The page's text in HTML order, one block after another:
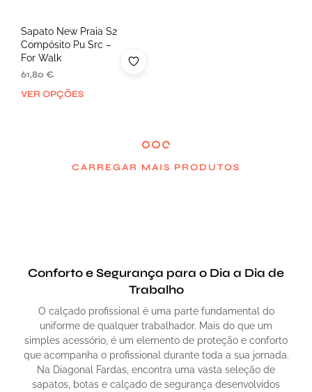
Sapato New Praia S2
Compósito Pu Src –
For Walk
61,80 €
VER OPÇÕES
CARREGAR MAIS PRODUTOS
Conforto e Segurança para o Dia a Dia de
Trabalho
O calçado profissional é uma parte fundamental do
uniforme de qualquer trabalhador. Mais do que um
simples acessório, é um elemento de proteção e conforto
que acompanha o profissional durante toda a sua jornada.
Na Diagonal Fardas, encontra uma vasta seleção de
sapatos, botas e calçado de segurança desenvolvidos